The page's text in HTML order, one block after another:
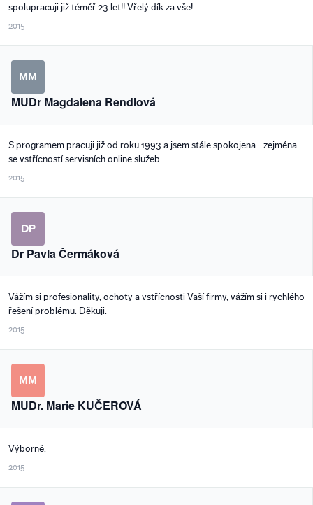
spolupracuji již téměř 23 let!! Vřelý dík za vše!
2015
MM
MUDr Magdalena Rendlová
S programem pracuji již od roku 1993 a jsem stále spokojena - zejména
se vstřícností servisních online služeb.
2015
DP
Dr Pavla Čermáková
Vážím si profesionality, ochoty a vstřícnosti Vaší firmy, vážím si i rychlého
řešení problému. Děkuji.
2015
MM
MUDr. Marie KUČEROVÁ
Výborně.
2015